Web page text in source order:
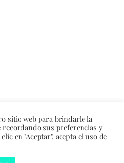
sitio web para brindarle la
recordando sus preferencias y
en "Aceptar", acepta el uso de